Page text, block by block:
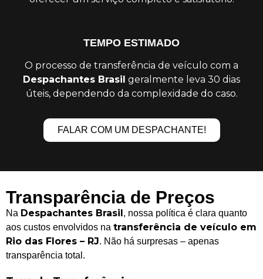
TEMPO ESTIMADO
O processo de transferência de veículo com a
Despachantes Brasil geralmente leva 30 dias
úteis, dependendo da complexidade do caso.
FALAR COM UM DESPACHANTE!
Transparência de Preços
Na Despachantes Brasil, nossa política é clara quanto
aos custos envolvidos na transferência de veículo em
Rio das Flores – RJ. Não há surpresas – apenas
transparência total.